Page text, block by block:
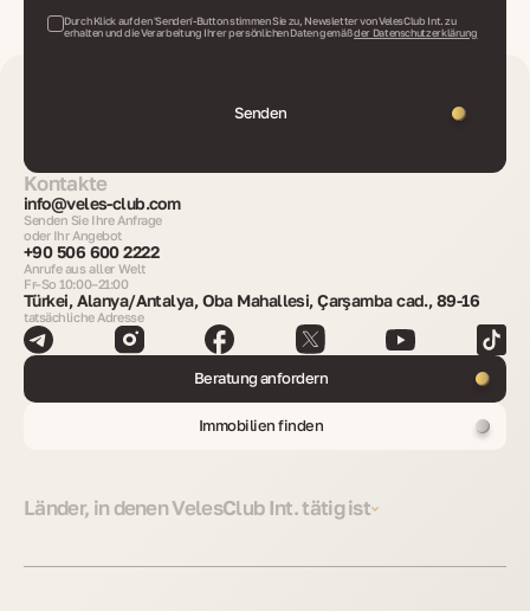
Durch Klick auf den 'Senden'-Button stimmen Sie zu, Newsletter von VelesClub Int. zu
erhalten und die Verarbeitung Ihrer persönlichen Daten gemäßder Datenschutzerklärung
Senden
Kontakte
info@veles-club.com
Senden Sie Ihre Anfrage
oder Ihr Angebot
+90 506 600 2222
Anrufe aus aller Welt
Fr–So 10:00–21:00
Türkei, Alanya/Antalya, Oba Mahallesi, Çarşamba cad., 89-16
tatsächliche Adresse
Beratung anfordern
Immobilien finden
Länder, in denen VelesClub Int. tätig ist